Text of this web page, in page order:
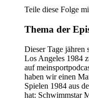
Teile diese Folge
Thema der
Dieser Tage jähren
Los Angeles 1984
auf
haben wir einen
Spielen 1984 aus
hat: Schwimmstar